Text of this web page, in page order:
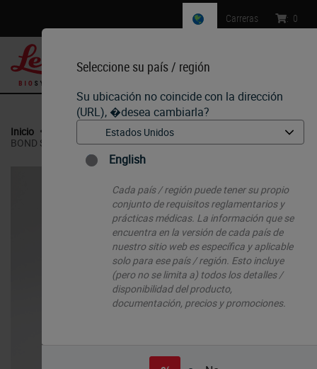
Seleccione su país / región
Su ubicación no coincide con la dirección
(URL), �desea cambiarla?
English
Cada país / región puede tener su propio
conjunto de requisitos reglamentarios y
prácticas médicas. La información que se
encuentra en la versión de cada país de
nuestro sitio web es específica y aplicable
solo para ese país / región. Esto incluye
(pero no se limita a) todos los detalles /
disponibilidad del producto,
documentación, precios y promociones.
Carreras : 0
Inicio • Ancillaries & Consumables
BOND Slide Labeler Printing Ribbon